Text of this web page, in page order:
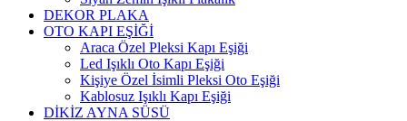
DEKOR PLAKA
OTO KAPI EŞİĞİ
Araca Özel Pleksi Kapı Eşiği
Led Işıklı Oto Kapı Eşiği
Kişiye Özel İsimli Pleksi Oto Eşiği
Kablosuz Işıklı Kapı Eşiği
DİKİZ AYNA SÜSÜ